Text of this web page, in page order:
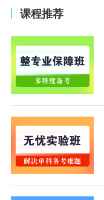
课程推荐